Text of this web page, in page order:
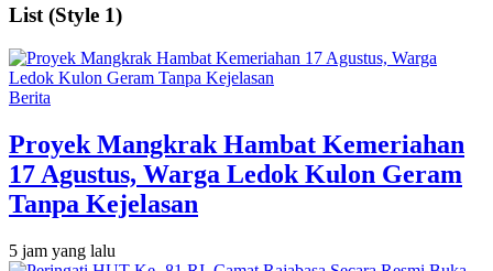
List (Style 1)
Berita
‎Proyek Mangkrak Hambat Kemeriahan
17 Agustus, Warga Ledok Kulon Geram
Tanpa Kejelasan
5 jam yang lalu